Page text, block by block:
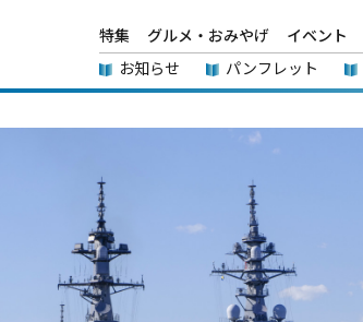
特集 グルメ・おみやげ イベント
お知らせ
パンフレット